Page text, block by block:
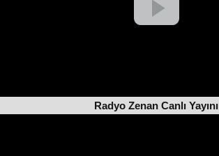
Radyo Zenan Canlı Yayını